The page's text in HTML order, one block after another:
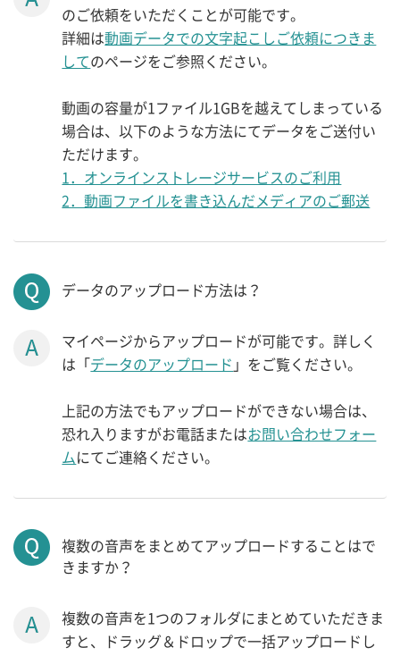
のご依頼をいただくことが可能です。
詳細は動画データでの文字起こしご依頼につきま
してのページをご参照ください。
動画の容量が1ファイル1GBを越えてしまっている
場合は、以下のような方法にてデータをご送付い
ただけます。
1．オンラインストレージサービスのご利用
2．動画ファイルを書き込んだメディアのご郵送
データのアップロード方法は？
マイページからアップロードが可能です。詳しく
は「データのアップロード 」をご覧ください。
上記の方法でもアップロードができない場合は、
恐れ入りますがお電話またはお問い合わせフォー
ム にてご連絡ください。
複数の音声をまとめてアップロードすることはで
きますか？
複数の音声を1つのフォルダにまとめていただきま
すと、ドラッグ＆ドロップで一括アップロードし